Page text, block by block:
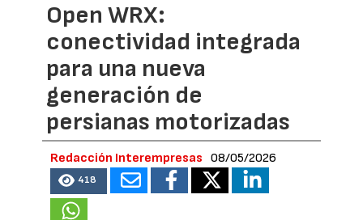
Open WRX:
conectividad integrada
para una nueva
generación de
persianas motorizadas
Redacción Interempresas 08/05/2026
418